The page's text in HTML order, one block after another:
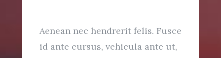
Aenean nec hendrerit felis. Fusce
id ante cursus, vehicula ante ut,